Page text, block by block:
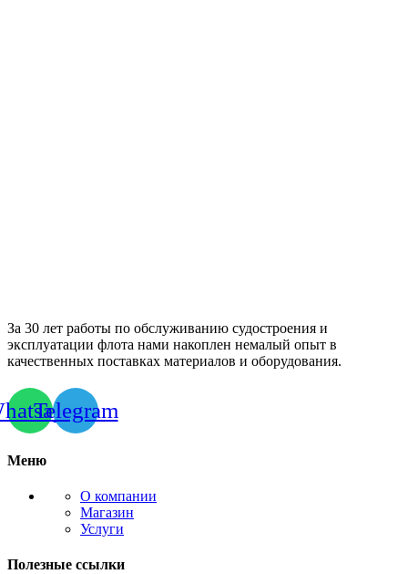
За 30 лет работы по обслуживанию судостроения и
эксплуатации флота нами накоплен немалый опыт в
качественных поставках материалов и оборудования.
Telegram
Меню
О компании
Магазин
Услуги
Полезные ссылки